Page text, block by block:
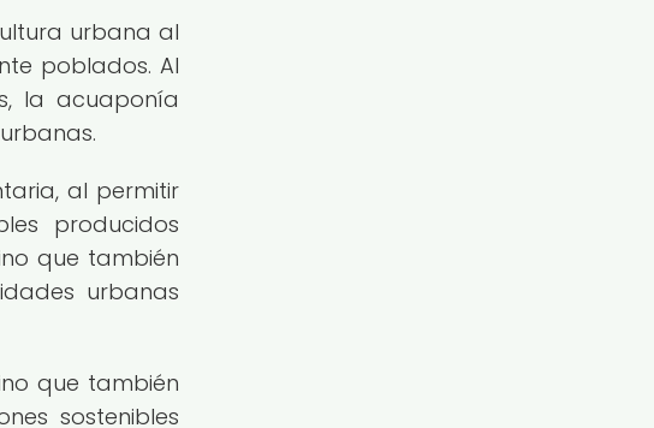
urbana al
poblados. Al
la acuaponía
al permitir
producidos
que también
urbanas
que también
sostenibles